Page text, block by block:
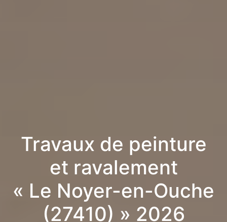
Travaux de peinture
et ravalement
« Le Noyer-en-Ouche
(27410) » 2026